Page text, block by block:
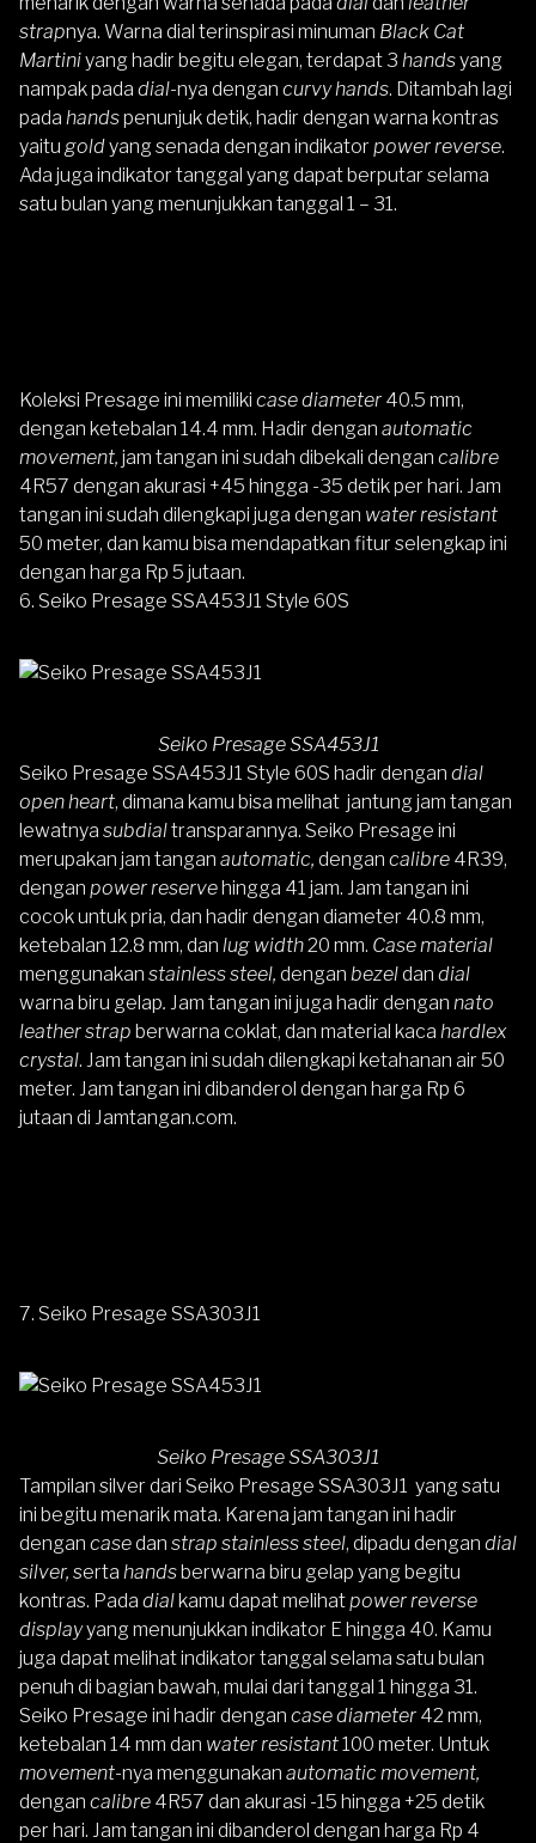
strapnya. Warna dial terinspirasi minuman Black Cat
Martiniyang hadir begitu elegan, terdapat 3 handsyang
nampak pada dial-nya dengan curvy hands. Ditambah lagi
pada handspenunjuk detik, hadir dengan warna kontras
yaitu goldyang senada dengan indikator power reverse.
Ada juga indikator tanggal yang dapat berputar selama
satu bulan yang menunjukkan tanggal 1 – 31.
Koleksi Presage ini memiliki case diameter 40.5 mm,
dengan ketebalan 14.4 mm. Hadir dengan automatic
movement, jam tangan ini sudah dibekali dengan calibre
4R57 dengan akurasi +45 hingga -35 detik per hari. Jam
tangan ini sudah dilengkapi juga dengan water resistant
50 meter, dan kamu bisa mendapatkan fitur selengkap ini
dengan harga Rp 5 jutaan.
6. Seiko Presage SSA453J1 Style 60S
Seiko Presage SSA453J1
Seiko Presage SSA453J1 Style 60S hadir dengan dial
open heart, dimana kamu bisa melihat jantung jam tangan
lewatnya subdialtransparannya. Seiko Presage ini
merupakan jam tangan automatic, dengan calibre 4R39,
dengan power reservehingga 41 jam. Jam tangan ini
cocok untuk pria, dan hadir dengan diameter 40.8 mm,
ketebalan 12.8 mm, dan lug width20 mm. Case material
menggunakan stainless steel, dengan bezeldan dial
warna biru gelap. Jam tangan ini juga hadir dengan nato
leather strap berwarna coklat, dan material kaca hardlex
crystal. Jam tangan ini sudah dilengkapi ketahanan air 50
meter. Jam tangan ini dibanderol dengan harga Rp 6
jutaan di Jamtangan.com.
7. Seiko Presage SSA303J1
Seiko Presage SSA303J1
Tampilan silver dari Seiko Presage SSA303J1 yang satu
ini begitu menarik mata. Karena jam tangan ini hadir
dengan casedan strap stainless steel, dipadu dengan dial
silver, serta handsberwarna biru gelap yang begitu
kontras. Pada dialkamu dapat melihatpower reverse
displayyang menunjukkan indikator E hingga 40. Kamu
juga dapat melihat indikator tanggal selama satu bulan
penuh di bagian bawah, mulai dari tanggal 1 hingga 31.
Seiko Presage ini hadir dengan case diameter 42 mm,
ketebalan 14 mm dan water resistant100 meter. Untuk
movement-nya menggunakan automatic movement,
dengan calibre 4R57 dan akurasi -15 hingga +25 detik
per hari. Jam tangan ini dibanderol dengan harga Rp 4